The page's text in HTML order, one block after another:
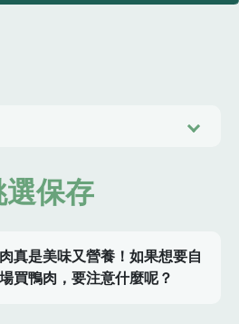
保存
真是美味又營養！如果想要自
買鴨肉，要注意什麼呢？